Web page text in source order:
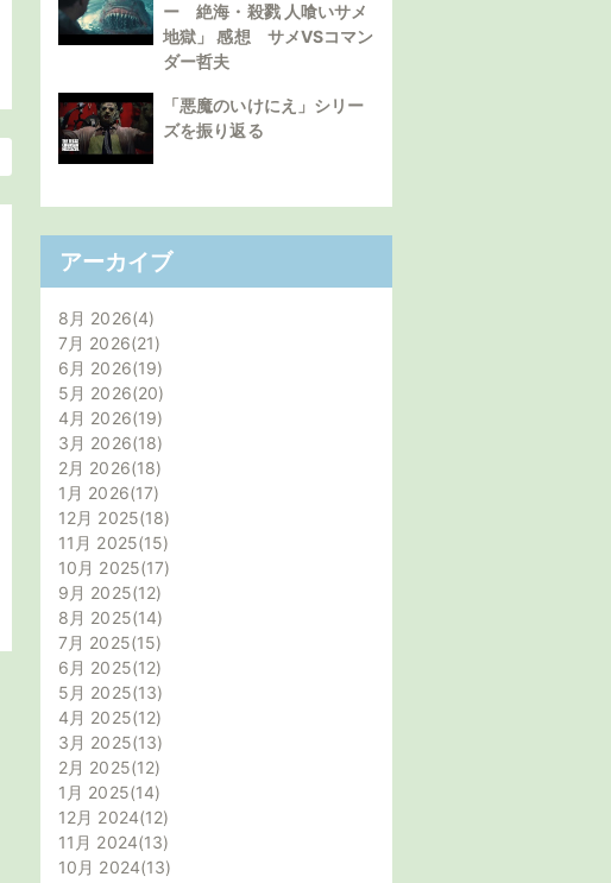
ー 絶海・殺戮 人喰いサメ
地獄」 感想 サメVSコマン
ダー哲夫
「悪魔のいけにえ」シリー
ズを振り返る
アーカイブ
8月 2026 4
7月 2026 21
6月 2026 19
5月 2026 20
4月 2026 19
3月 2026 18
2月 2026 18
1月 2026 17
12月 2025 18
11月 2025 15
10月 2025 17
9月 2025 12
8月 2025 14
7月 2025 15
6月 2025 12
5月 2025 13
4月 2025 12
3月 2025 13
2月 2025 12
1月 2025 14
12月 2024 12
11月 2024 13
10月 2024 13